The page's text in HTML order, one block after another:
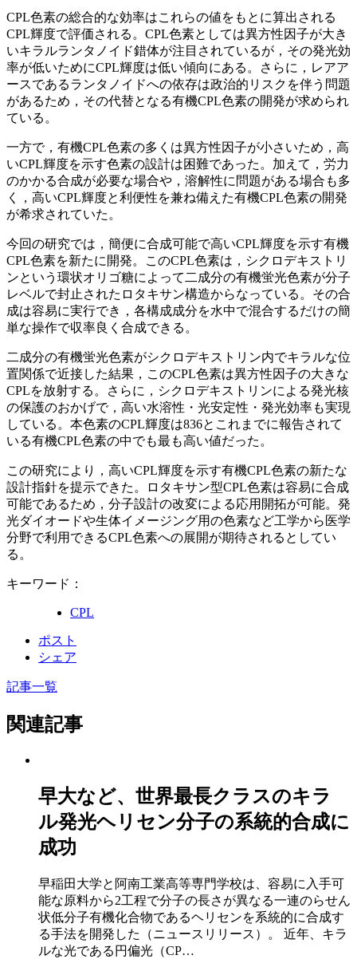
CPL色素の総合的な効率はこれらの値をもとに算出される
CPL輝度で評価される。CPL色素としては異方性因子が大き
いキラルランタノイド錯体が注目されているが，その発光効
率が低いためにCPL輝度は低い傾向にある。さらに，レアア
ースであるランタノイドへの依存は政治的リスクを伴う問題
があるため，その代替となる有機CPL色素の開発が求められ
ている。
一方で，有機CPL色素の多くは異方性因子が小さいため，高
いCPL輝度を示す色素の設計は困難であった。加えて，労力
のかかる合成が必要な場合や，溶解性に問題がある場合も多
く，高いCPL輝度と利便性を兼ね備えた有機CPL色素の開発
が希求されていた。
今回の研究では，簡便に合成可能で高いCPL輝度を示す有機
CPL色素を新たに開発。このCPL色素は，シクロデキストリ
ンという環状オリゴ糖によって二成分の有機蛍光色素が分子
レベルで封止されたロタキサン構造からなっている。その合
成は容易に実行でき，各構成成分を水中で混合するだけの簡
単な操作で収率良く合成できる。
二成分の有機蛍光色素がシクロデキストリン内でキラルな位
置関係で近接した結果，このCPL色素は異方性因子の大きな
CPLを放射する。さらに，シクロデキストリンによる発光核
の保護のおかげで，高い水溶性・光安定性・発光効率も実現
している。本色素のCPL輝度は836とこれまでに報告されて
いる有機CPL色素の中でも最も高い値だった。
この研究により，高いCPL輝度を示す有機CPL色素の新たな
設計指針を提示できた。ロタキサン型CPL色素は容易に合成
可能であるため，分子設計の改変による応用開拓が可能。発
光ダイオードや生体イメージング用の色素など工学から医学
分野で利用できるCPL色素への展開が期待されるとしてい
る。
キーワード：
CPL
ポスト
シェア
記事一覧
関連記事
早大など、世界最長クラスのキラ
ル発光ヘリセン分子の系統的合成に
成功
早稲田大学と阿南工業高等専門学校は、容易に入手可
能な原料から2工程で分子の長さが異なる一連のらせん
状低分子有機化合物であるヘリセンを系統的に合成す
る手法を開発した（ニュースリリース）。 近年、キラ
ルな光である円偏光（CP…